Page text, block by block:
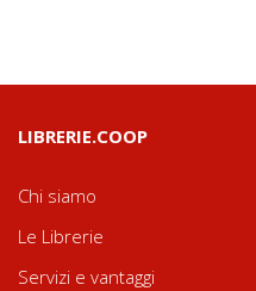
LIBRERIE.COOP
Chi siamo
Le Librerie
Servizi e vantaggi